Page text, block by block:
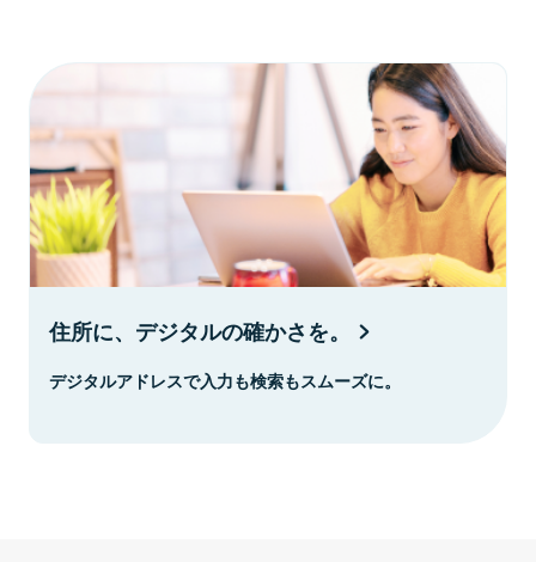
住所に、デジタルの確かさを。
デジタルアドレスで入力も検索もスムーズに。